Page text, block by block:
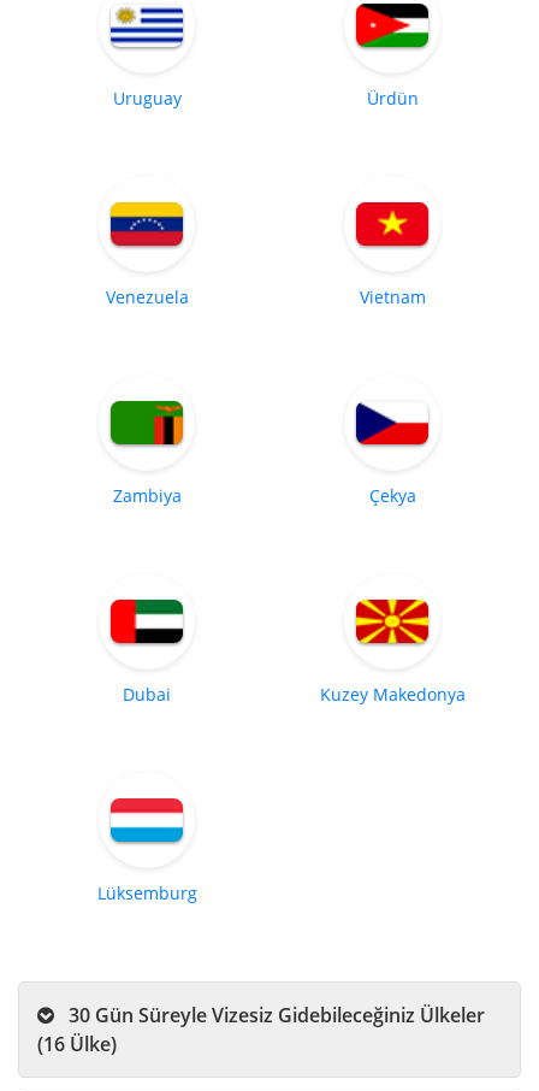
Uruguay Ürdün
Venezuela Vietnam
Zambiya Çekya
Dubai Kuzey Makedonya
Lüksemburg
(16 Ülke)